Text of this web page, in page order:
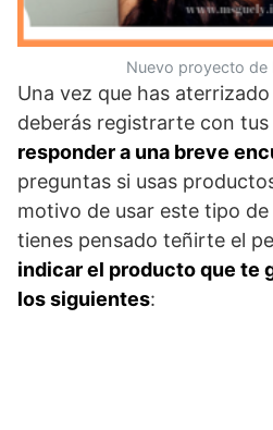
Nuevo proyecto de
Una vez que has
deberás registrarte con
responder a una breve
preguntas si usas
motivo de usar este tipo
tienes pensado teñirte el
indicar el producto que te
los siguientes: